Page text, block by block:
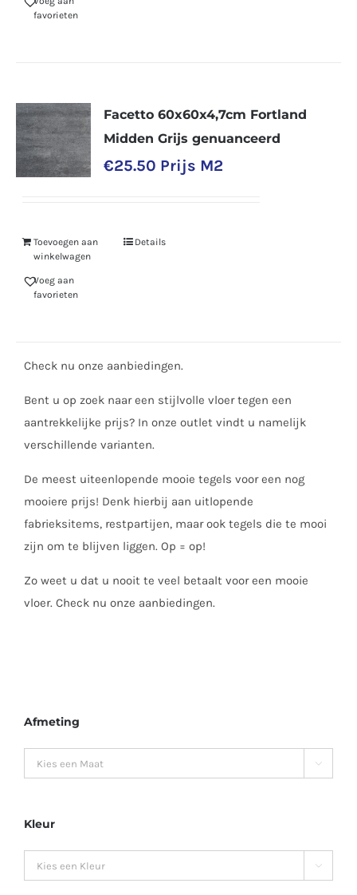
favorieten
Facetto 60x60x4,7cm Fortland
Midden Grijs genuanceerd
€25.50 Prijs M2
Toevoegen aan
winkelwagen
Details
Voeg aan
favorieten
Check nu onze aanbiedingen.
Bent u op zoek naar een stijlvolle vloer tegen een
aantrekkelijke prijs? In onze outlet vindt u namelijk
verschillende varianten.
De meest uiteenlopende mooie tegels voor een nog
mooiere prijs! Denk hierbij aan uitlopende
fabrieksitems, restpartijen, maar ook tegels die te mooi
zijn om te blijven liggen. Op = op!
Zo weet u dat u nooit te veel betaalt voor een mooie
vloer. Check nu onze aanbiedingen.
Afmeting

Kleur
